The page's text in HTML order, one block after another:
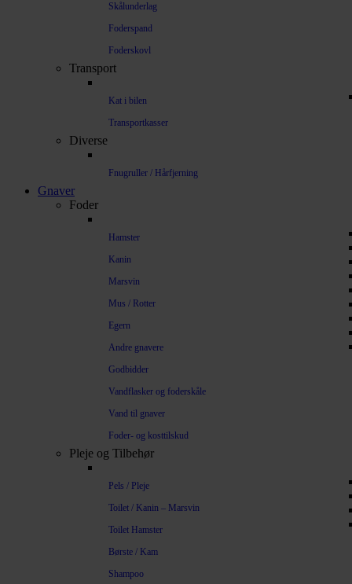
Skålunderlag
Foderspand
Foderskovl
Transport
Kat i bilen
Transportkasser
Diverse
Fnugruller / Hårfjerning
Gnaver
Foder
Hamster
Kanin
Marsvin
Mus / Rotter
Egern
Andre gnavere
Godbidder
Vandflasker og foderskåle
Vand til gnaver
Foder- og kosttilskud
Pleje og Tilbehør
Pels / Pleje
Toilet / Kanin – Marsvin
Toilet Hamster
Børste / Kam
Shampoo